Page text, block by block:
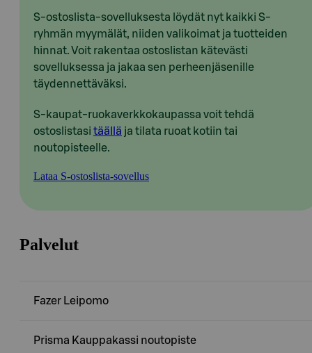
S-ostoslista-sovelluksesta löydät nyt kaikki S-
ryhmän myymälät, niiden valikoimat ja tuotteiden
hinnat. Voit rakentaa ostoslistan kätevästi
sovelluksessa ja jakaa sen perheenjäsenille
täydennettäväksi.
S-kaupat-ruokaverkkokaupassa voit tehdä
ostoslistasi täällä ja tilata ruoat kotiin tai
noutopisteelle.
Lataa S-ostoslista-sovellus
Palvelut
Fazer Leipomo
Prisma Kauppakassi noutopiste